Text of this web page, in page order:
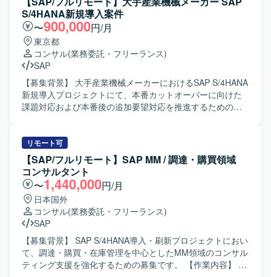
します。 【ポジションの魅力】 製造業向けの大規模なSAP
S/4HANA導入プロジェクトに参画し、PS、SD、COといっ
た基幹領域でFit to Standard方針の導入を経験していただけ
ます。実現化フェーズでのシステム試験や追加アドオン実
装を通じて、標準機能と業務要件のフィット＆ギャップを
深く理解しながら、上流から下流まで一貫した導入プロセ
スに関わることができます。 【開発環境】 SAP S/4HANA
環境において、PS、SD、CO各モジュールを中心に標準機
能および追加アドオンを活用したシステム構築を行ってお
システム全体のSAP導入プロジェクトに上流工程から参画
でき、販売管理や購買管理／在庫管理領域での業務知見と
SAPスキルを高めていただけます。 【開発環境】 SAP
S/4HANAを中心とした基幹システム環境となります。
S/4HANA新規導入案件
〜900,000円/月
東京都
コンサル(業務委託・フリーランス)
SAP
【募集背景】 大手産業機械メーカーにおけるSAP S/4HANA
新規導入プロジェクトにて、本番カットオーバーに向けた
課題対応および本番後の追加要望対応を推進するための人
や課題対応の調査・機能検証を行っていただきます。 仕様
変更内容を整理し、開発者への指示および受入テストを実
施していただきます。 データ移行関連作業を担当していた
だきます。 上記作業を進めるうえでの顧客との打ち合わせ
に参加し、業務内容や課題の整理を行っていただきます。
本番カットオーバーに向けた課題・追加要望対応および本
番カットオーバー後の追加要望対応フェーズにおける業務
を継続してご対応いただきます。 【求める人物像】 顧客と
直接会話しながら業務を進めることができ、報告・連絡・
相談を適切に行っていただける方を求めております。 SAP
MMモジュールに関する未知の領域についても自ら調査し、
リモート可
【SAP/フルリモート】SAP MM / 調達・購買領域
コンサルタント
〜1,440,000円/月
日本国外
コンサル(業務委託・フリーランス)
SAP
【募集背景】 SAP S/4HANA導入・刷新プロジェクトにおい
て、調達・購買・在庫管理を中心としたMM領域のコンサル
ティング支援を強化するための募集です。 【作業内容】 調